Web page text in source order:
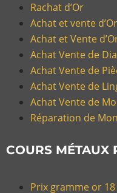
Rachat d’Or
Achat et vente d’Or
Achat et Vente
Achat Vente de
Achat Vente de
Achat Vente de
Achat Vente de
Réparation de
COURS MÉTAUX
Prix gramme or